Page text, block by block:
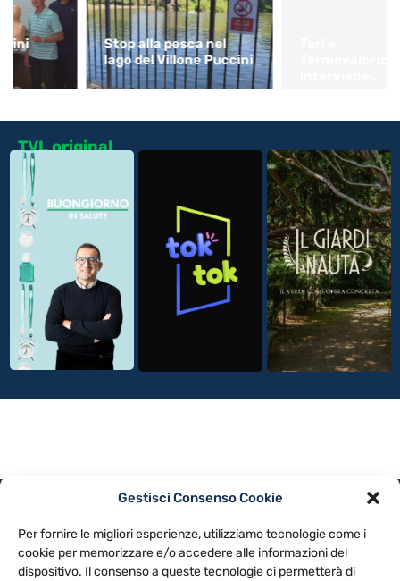
Gestisci Consenso Cookie
Per fornire le migliori esperienze, utilizziamo tecnologie come i
cookie per memorizzare e/o accedere alle informazioni del
dispositivo. Il consenso a queste tecnologie ci permetterà di
Stop alla pesca nel
lago del Villone Puccini
Tari e
Termovalorizzatore,
interviene
Confartigianato
TVL original
NOTE LEGALI
CONTATTACI PREFERENZE